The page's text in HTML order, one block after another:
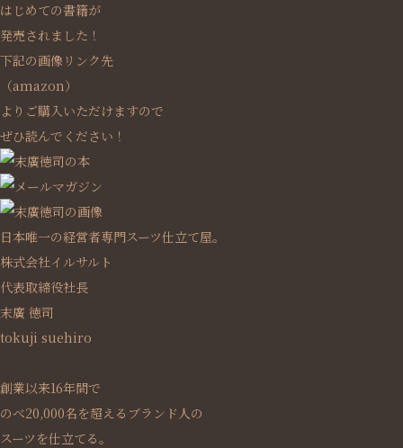
はじめての書籍が
発売されました！
下記の画像リンク先
（amazon）
よりご購入いただけますので
ぜひ読んでください！
日本唯一の経営者専門スーツ仕立て屋。
株式会社イルサルト
代表取締役社長
末廣 徳司
tokuji suehiro
創業以来16年間で
のべ20,000名を超えるブランド人の
スーツを仕立てる。